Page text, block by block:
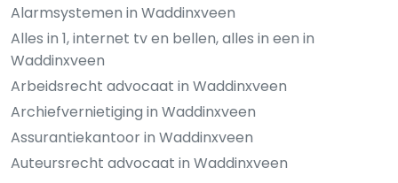
Alarmsystemen in Waddinxveen
Alles in 1, internet tv en bellen, alles in een in
Waddinxveen
Arbeidsrecht advocaat in Waddinxveen
Archiefvernietiging in Waddinxveen
Assurantiekantoor in Waddinxveen
Auteursrecht advocaat in Waddinxveen